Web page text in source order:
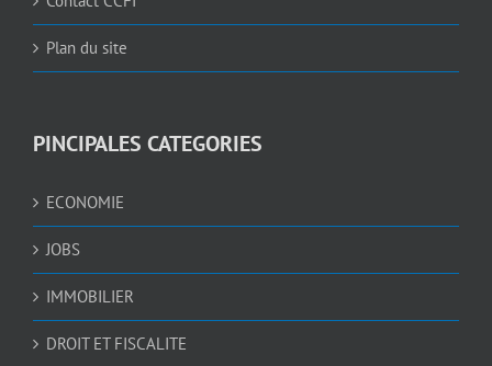
Plan du site
PINCIPALES CATEGORIES
ECONOMIE
JOBS
IMMOBILIER
DROIT ET FISCALITE